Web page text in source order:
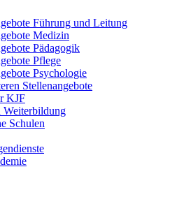
Führung und Leitung
Medizin
Pädagogik
Pflege
Psychologie
Stellenangebote
KJF
Weiterbildung
Schulen